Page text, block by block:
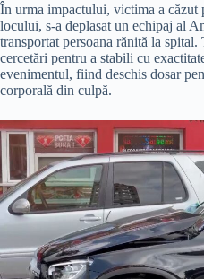
În urma impactului, victima a căzut
locului, s-a deplasat un echipaj al
transportat persoana rănită la
cercetări pentru a stabili cu
evenimentul, fiind deschis dosar
corporală din culpă.